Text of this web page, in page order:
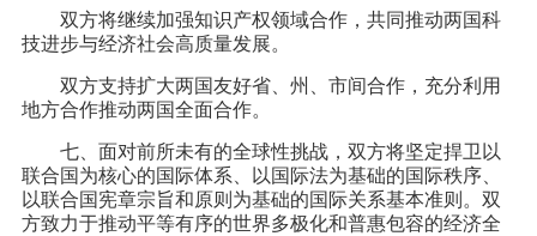
双方将继续加强知识产权领域合作，共同推动两国科
技进步与经济社会高质量发展。
双方支持扩大两国友好省、州、市间合作，充分利用
地方合作推动两国全面合作。
七、面对前所未有的全球性挑战，双方将坚定捍卫以
联合国为核心的国际体系、以国际法为基础的国际秩序、
以联合国宪章宗旨和原则为基础的国际关系基本准则。双
方致力于推动平等有序的世界多极化和普惠包容的经济全